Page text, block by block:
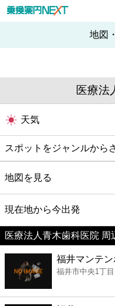
地図
医療法
天気
スポットをジャンルから
グルメ
映画
美容
コンビニ
地図を見る
現在地から今出発
医療法人青木歯科医院 周
福井マンテ
福井市中央1丁